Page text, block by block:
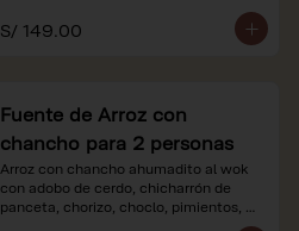
*Nuestros precios están expresados en
soles e incluyen impuestos de ley y
S/ 149.00
Fuente de Arroz con
chancho para 2 personas
Arroz con chancho ahumadito al wok
con adobo de cerdo, chicharrón de
panceta, chorizo, choclo, pimientos,